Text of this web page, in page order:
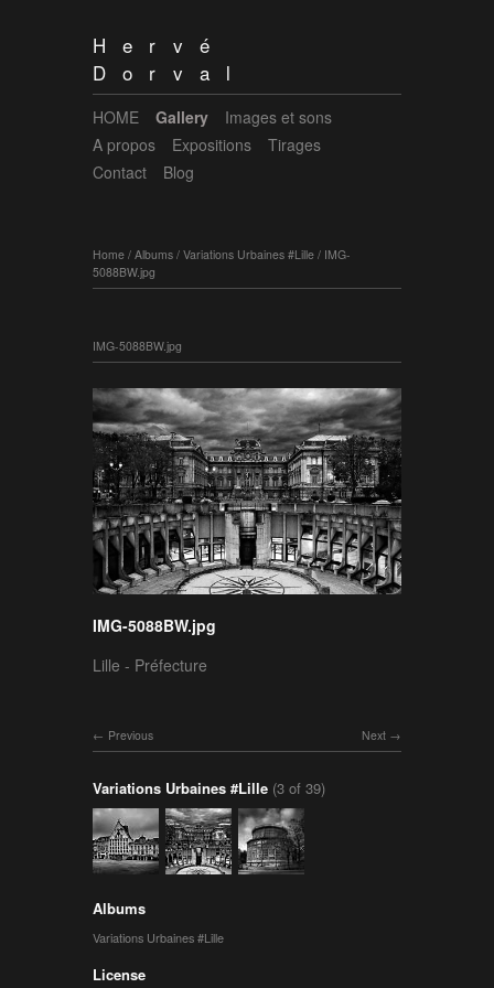
Hervé
Dorval
HOME Gallery
Images et sons
A propos
Expositions
Tirages
Contact
Blog
Home / Albums / Variations Urbaines #Lille / IMG-
5088BW.jpg
IMG-5088BW.jpg
IMG-5088BW.jpg
Lille - Préfecture
Next
Previous
Variations Urbaines #Lille (3 of 39)
Albums
Variations Urbaines #Lille
License